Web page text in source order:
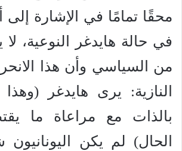
محقًا تمامًا في الإشارة إلى
في حالة هايدغر النوعية، لا
من السياسي وأن هذا
النازية: يرى هايدغر
بالذات مع مراعاة ما
الحال) لم يكن اليونانيون